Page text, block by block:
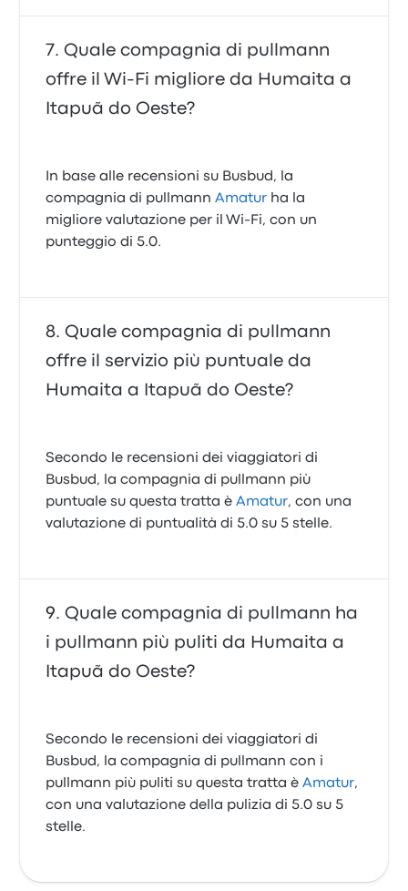
Quale compagnia di pullmann
offre il Wi‑Fi migliore da Humaita a
Itapuã do Oeste?
In base alle recensioni su Busbud, la
compagnia di pullmannAmatur ha la
migliore valutazione per il Wi-Fi, con un
punteggio di 5.0.
Quale compagnia di pullmann
offre il servizio più puntuale da
Humaita a Itapuã do Oeste?
Secondo le recensioni dei viaggiatori di
Busbud, la compagnia di pullmann più
puntuale su questa tratta èAmatur, con una
valutazione di puntualità di 5.0 su 5 stelle.
Quale compagnia di pullmann ha
i pullmann più puliti da Humaita a
Itapuã do Oeste?
Secondo le recensioni dei viaggiatori di
Busbud, la compagnia di pullmann con i
pullmann più puliti su questa tratta èAmatur,
con una valutazione della pulizia di 5.0 su 5
stelle.